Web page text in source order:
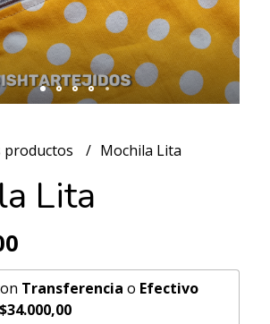
productos Mochila Lita
Lita
Transferencia o Efectivo
$34.000,00